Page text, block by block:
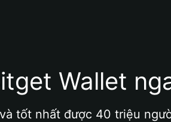
Wallet
tốt nhất được 40 triệu